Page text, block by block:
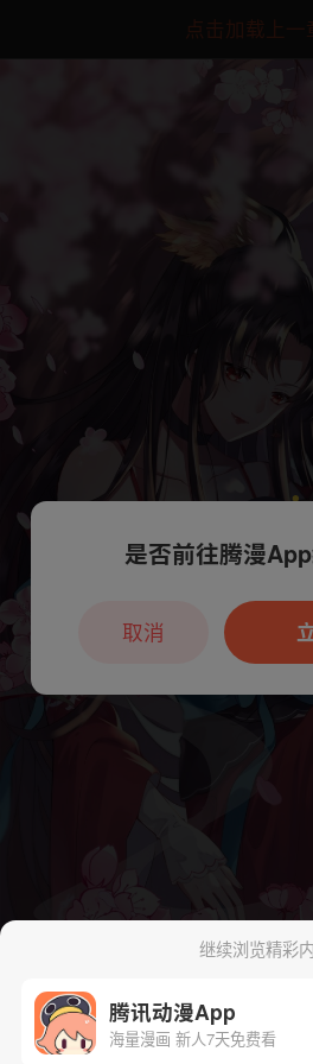
点击加载上一
继续浏览精彩
腾讯动漫App
海量漫画 新人7天免费看
本章节仅支持App阅读
户7天免费
是否前往腾漫
取消